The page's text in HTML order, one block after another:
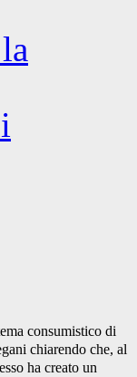
consumistico di
chiarendo che, al
ha creato un